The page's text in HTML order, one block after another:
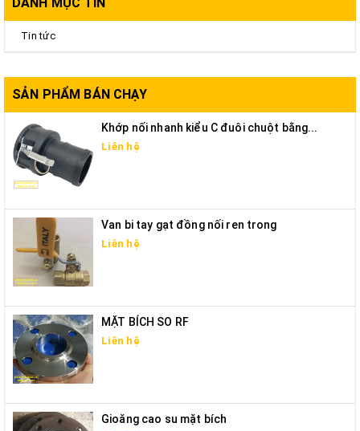
DANH MỤC TIN
Tin tức
SẢN PHẨM BÁN CHẠY
Khớp nối nhanh kiểu C đuôi chuột bằng...
Liên hệ
Van bi tay gạt đồng nối ren trong
Liên hệ
MẶT BÍCH SO RF
Liên hệ
Gioăng cao su mặt bích